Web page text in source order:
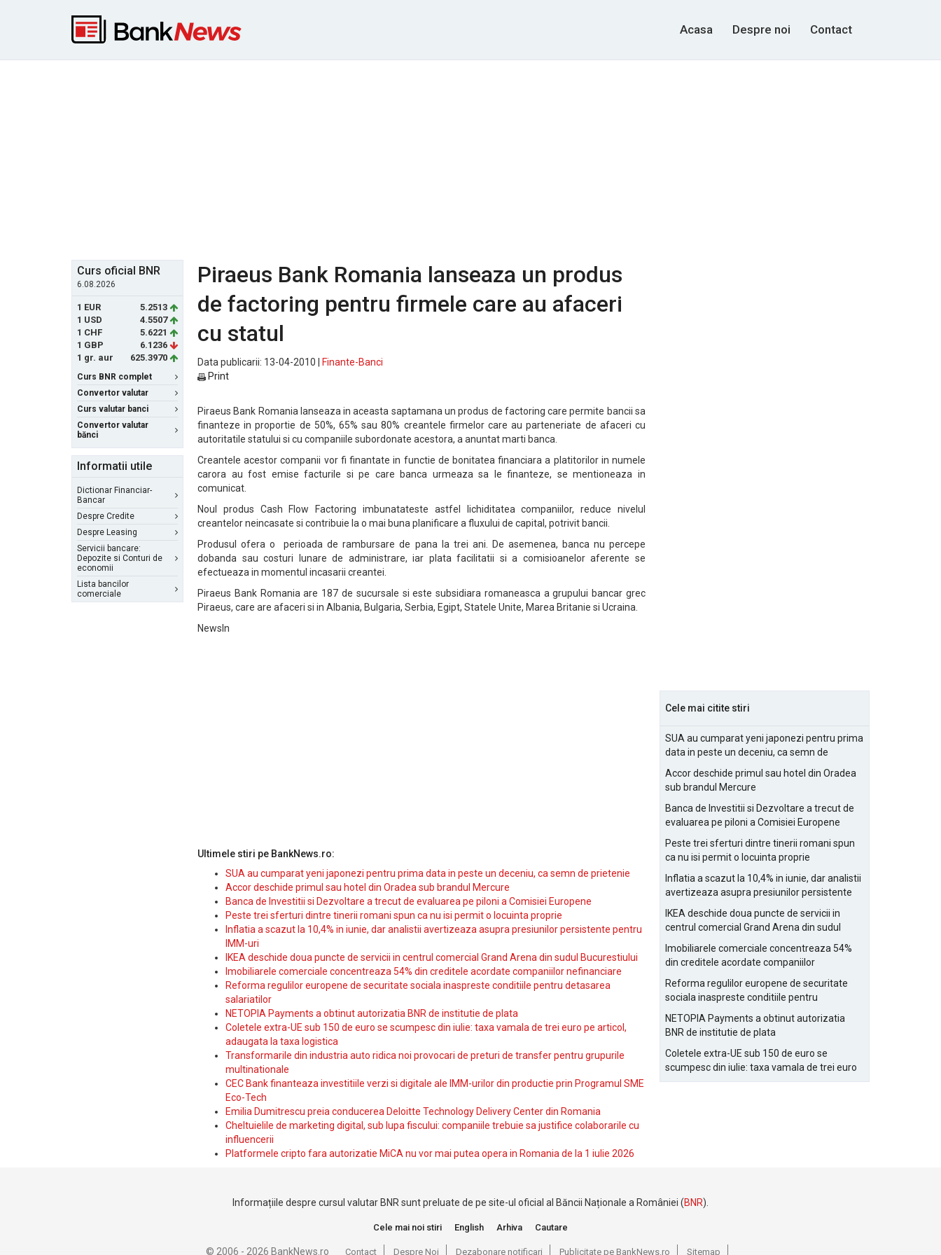
Acasa Despre noi Contact
Curs oficial BNR
6.08.2026
1 EUR
5.2513
1 USD
4.5507
1 CHF
5.6221
1 GBP
6.1236
1 gr. aur
625.3970
Curs BNR complet
Convertor valutar
Curs valutar banci
Convertor valutar
bănci
Informatii utile
Dictionar Financiar-
Bancar
Despre Credite
Despre Leasing
Servicii bancare:
Depozite si Conturi de
economii
Lista bancilor
comerciale
Piraeus Bank Romania lanseaza un produs
de factoring pentru firmele care au afaceri
cu statul
Data publicarii: 13-04-2010 |
Finante-Banci
Print
Piraeus Bank Romania lanseaza in aceasta saptamana un produs de factoring care permite bancii sa
finanteze in proportie de 50%, 65% sau 80% creantele firmelor care au parteneriate de afaceri cu
autoritatile statului si cu companiile subordonate acestora, a anuntat marti banca.
Creantele acestor companii vor fi finantate in functie de bonitatea financiara a platitorilor in numele
carora au fost emise facturile si pe care banca urmeaza sa le finanteze, se mentioneaza in
comunicat.
Noul produs Cash Flow Factoring imbunatateste astfel lichiditatea companiilor, reduce nivelul
creantelor neincasate si contribuie la o mai buna planificare a fluxului de capital, potrivit bancii.
Produsul ofera o perioada de rambursare de pana la trei ani. De asemenea, banca nu percepe
dobanda sau costuri lunare de administrare, iar plata facilitatii si a comisioanelor aferente se
efectueaza in momentul incasarii creantei.
Piraeus Bank Romania are 187 de sucursale si este subsidiara romaneasca a grupului bancar grec
Piraeus, care are afaceri si in Albania, Bulgaria, Serbia, Egipt, Statele Unite, Marea Britanie si Ucraina.
NewsIn
Ultimele stiri pe BankNews.ro:
SUA au cumparat yeni japonezi pentru prima data in peste un deceniu, ca semn de prietenie
Accor deschide primul sau hotel din Oradea sub brandul Mercure
Banca de Investitii si Dezvoltare a trecut de evaluarea pe piloni a Comisiei Europene
Peste trei sferturi dintre tinerii romani spun ca nu isi permit o locuinta proprie
Inflatia a scazut la 10,4% in iunie, dar analistii avertizeaza asupra presiunilor persistente pentru
IMM-uri
IKEA deschide doua puncte de servicii in centrul comercial Grand Arena din sudul Bucurestiului
Imobiliarele comerciale concentreaza 54% din creditele acordate companiilor nefinanciare
Reforma regulilor europene de securitate sociala inaspreste conditiile pentru detasarea
salariatilor
NETOPIA Payments a obtinut autorizatia BNR de institutie de plata
Coletele extra-UE sub 150 de euro se scumpesc din iulie: taxa vamala de trei euro pe articol,
adaugata la taxa logistica
Transformarile din industria auto ridica noi provocari de preturi de transfer pentru grupurile
multinationale
CEC Bank finanteaza investitiile verzi si digitale ale IMM-urilor din productie prin Programul SME
Eco-Tech
Emilia Dumitrescu preia conducerea Deloitte Technology Delivery Center din Romania
Cheltuielile de marketing digital, sub lupa fiscului: companiile trebuie sa justifice colaborarile cu
influencerii
Platformele cripto fara autorizatie MiCA nu vor mai putea opera in Romania de la 1 iulie 2026
Cele mai citite stiri
SUA au cumparat yeni japonezi pentru prima
data in peste un deceniu, ca semn de
Accor deschide primul sau hotel din Oradea
sub brandul Mercure
Banca de Investitii si Dezvoltare a trecut de
evaluarea pe piloni a Comisiei Europene
Peste trei sferturi dintre tinerii romani spun
ca nu isi permit o locuinta proprie
Inflatia a scazut la 10,4% in iunie, dar analistii
avertizeaza asupra presiunilor persistente
IKEA deschide doua puncte de servicii in
centrul comercial Grand Arena din sudul
Imobiliarele comerciale concentreaza 54%
din creditele acordate companiilor
Reforma regulilor europene de securitate
sociala inaspreste conditiile pentru
NETOPIA Payments a obtinut autorizatia
BNR de institutie de plata
Coletele extra-UE sub 150 de euro se
scumpesc din iulie: taxa vamala de trei euro
pe articol, adaugata la taxa logistica
Informațiile despre cursul valutar BNR sunt preluate de pe site-ul oficial al Băncii Naționale a României (BNR).
Cele mai noi stiri English Arhiva Cautare
© 2006 - 2026 BankNews.ro Contact Despre Noi Dezabonare notificari Publicitate pe BankNews.ro Sitemap